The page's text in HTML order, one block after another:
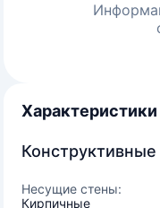
Характеристики
Несущие стены:
Кирпичные